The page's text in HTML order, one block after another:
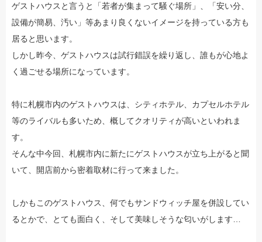
ゲストハウスと言うと「若者が集まって騒ぐ場所」、「安い分、
設備が簡易、汚い」等あまり良くないイメージを持っている方も
居ると思います。
しかし昨今、ゲストハウスは試行錯誤を繰り返し、誰もが心地よ
く過ごせる場所になっています。
特に札幌市内のゲストハウスは、シティホテル、カプセルホテル
等のライバルも多いため、概してクオリティが高いといわれま
す。
そんな中今回、札幌市内に新たにゲストハウスが立ち上がると聞
いて、開店前から密着取材に行って来ました。
しかもこのゲストハウス、何でもサンドウィッチ屋を併設してい
るとかで、とても面白く、そして美味しそうな匂いがします…